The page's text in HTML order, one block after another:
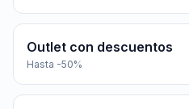
Outlet con descuentos
Hasta -50%